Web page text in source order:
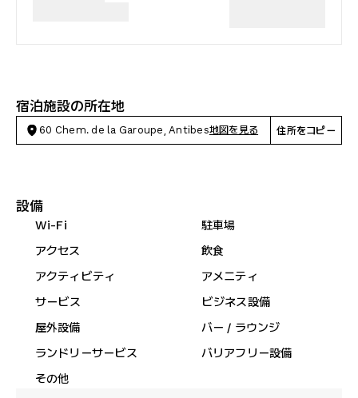
宿泊施設の所在地
60 Chem. de la Garoupe, Antibes地図を見る 住所をコピー
設備
Wi-Fi
駐車場
アクセス
飲食
アクティビティ
アメニティ
サービス
ビジネス設備
屋外設備
バー / ラウンジ
ランドリーサービス
バリアフリー設備
その他